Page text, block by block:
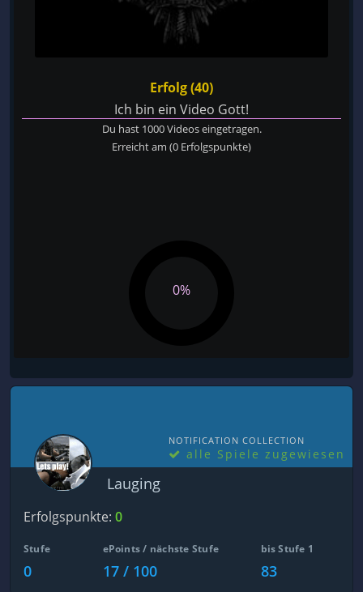
Erfolg (40)
Ich bin ein Video Gott!
Du hast 1000 Videos eingetragen.
Erreicht am (0 Erfolgspunkte)
0%
NOTIFICATION COLLECTION
alle Spiele zugewiesen
Lauging
Erfolgspunkte: 0
Stufe
0
ePoints / nächste Stufe
17 / 100
bis Stufe 1
83